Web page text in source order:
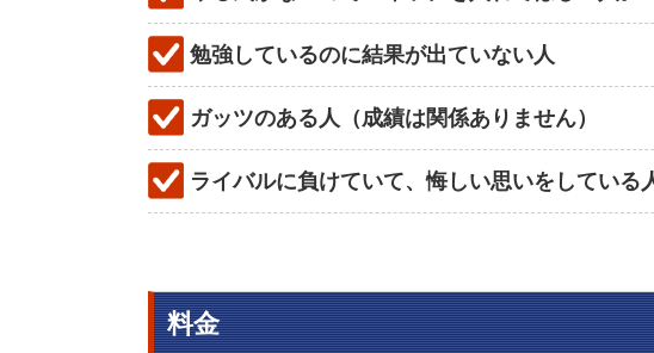
勉強しているのに結果が出ていない人
ガッツのある人（成績は関係ありません）
ライバルに負けていて、悔しい思いをしている
料金